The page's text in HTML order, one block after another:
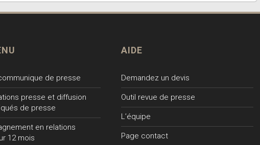
de presse
presse et diffusion
de presse
en relations
12 mois
AIDE
Demandez un devis
Outil revue de presse
L’équipe
Page contact